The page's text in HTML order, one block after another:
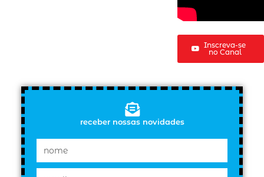
Inscreva-se
no Canal
receber nossas novidades